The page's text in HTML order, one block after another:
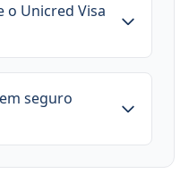
o Unicred Visa
seguro